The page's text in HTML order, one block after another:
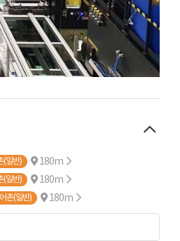
(일반) 180m
(일반) 180m
촌(일반) 180m